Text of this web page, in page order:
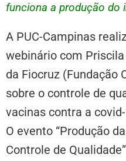
funciona a produção do
A PUC-Campinas
webinário com
da Fiocruz (Fundação
sobre o controle de
vacinas contra a
O evento “Produção
Controle de